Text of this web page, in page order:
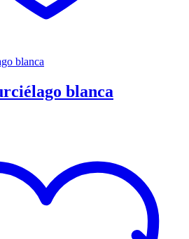
blanca